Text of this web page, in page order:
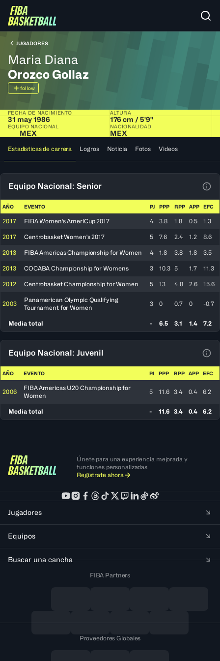
JUGADORES
Maria Diana
Orozco Gollaz
follow
FECHA DE NACIMIENTO
31 may 1986
ALTURA
176 cm / 5'9"
EQUIPO NACIONAL
MEX
NACIONALIDAD
MEX
Estadísticas de carrera Logros Noticia Fotos Videos
Equipo Nacional: Senior
AÑO EVENTO PJ PPP RPP APP EFC
2017 FIBA Women's AmeriCup 2017 4 3.8 1.8 0.5 1.3
2017 Centrobasket Women's 2017 5 7.6 2.4 1.2 8.6
2013 FIBA Americas Championship for Women 4 1.8 3.8 1.8 3.5
2013 COCABA Championship for Womens 3 10.3 5 1.7 11.3
2012 Centrobasket Championship for Women 5 13 4.8 2.6 15.6
2003
Panamerican Olympic Qualifying
Tournament for Women
3 0 0.7 0 -0.7
Media total - 6.5 3.1 1.4 7.2
Equipo Nacional: Juvenil
AÑO EVENTO PJ PPP RPP APP EFC
2006
FIBA Americas U20 Championship for
Women
5 11.6 3.4 0.4 6.2
Media total - 11.6 3.4 0.4 6.2
Únete para una experiencia mejorada y
funciones personalizadas
Regístrate ahora
Jugadores
Equipos
Buscar una cancha
FIBA Partners
Proveedores Globales